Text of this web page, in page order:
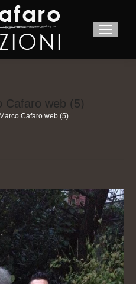
Cafaro web (5)
Cafaro web (5)